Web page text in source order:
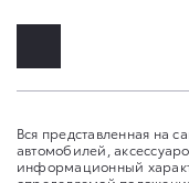
Вся представленная на
автомобилей,
информационный